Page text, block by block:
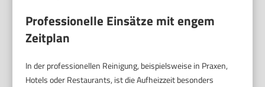
Professionelle Einsätze mit engem
Zeitplan
In der professionellen Reinigung, beispielsweise in Praxen,
Hotels oder Restaurants, ist die Aufheizzeit besonders